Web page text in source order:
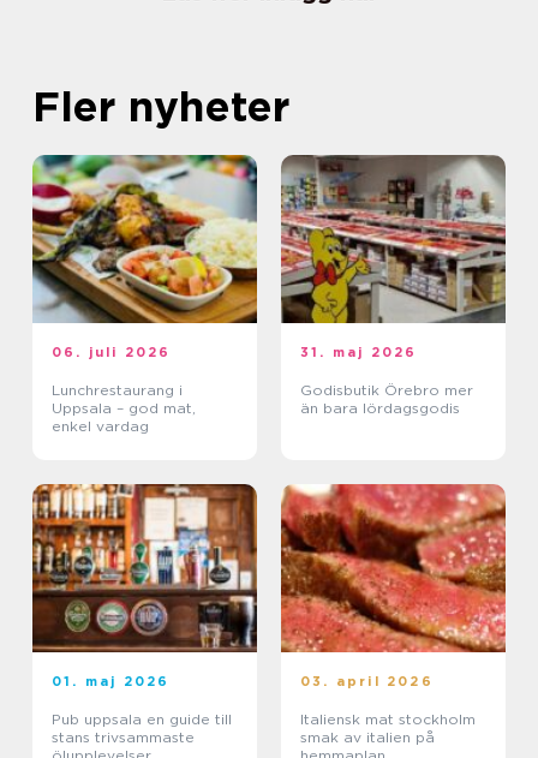
Fler nyheter
06. juli 2026
Lunchrestaurang i
Uppsala – god mat,
enkel vardag
31. maj 2026
Godisbutik Örebro mer
än bara lördagsgodis
01. maj 2026
Pub uppsala en guide till
stans trivsammaste
03. april 2026
Italiensk mat stockholm
smak av italien på